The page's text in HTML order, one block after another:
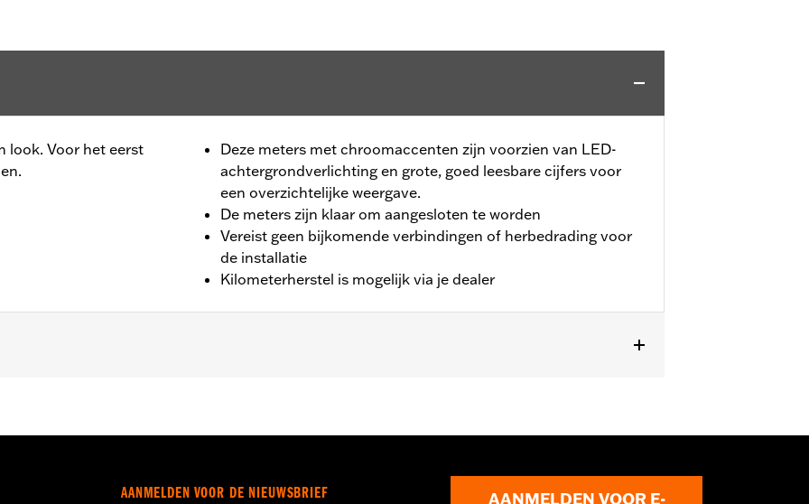
look. Voor het eerst
Deze meters met chroomaccenten zijn voorzien van LED-
achtergrondverlichting en grote, goed leesbare cijfers voor
een overzichtelijke weergave.
De meters zijn klaar om aangesloten te worden
Vereist geen bijkomende verbindingen of herbedrading voor
de installatie
Kilometerherstel is mogelijk via je dealer
AANMELDEN VOOR DE NIEUWSBRIEF AANMELDEN VOOR E-